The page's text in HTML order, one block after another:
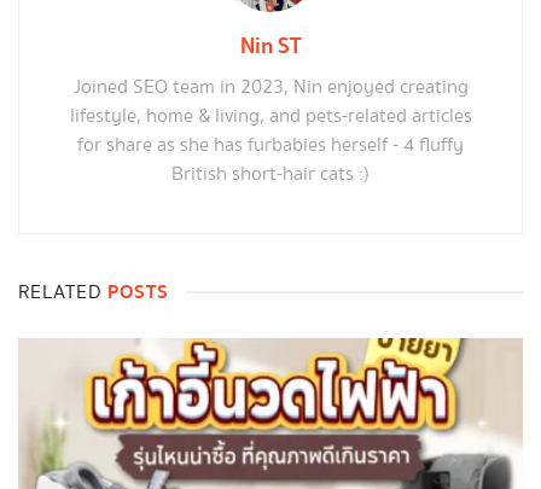
Nin ST
Joined SEO team in 2023, Nin enjoyed creating
lifestyle, home & living, and pets-related articles
for share as she has furbabies herself - 4 fluffy
British short-hair cats :)
RELATED POSTS